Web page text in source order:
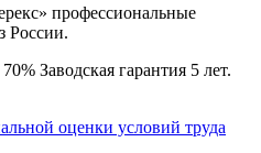
профессиональные
России.
Заводская гарантия 5 лет.
оценки условий труда